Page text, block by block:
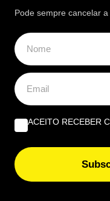
Profissional não
agosto | Por Ana Alexandra
Quando viver no Algarve
Rúben Silva
Um olho no burro, outro
Santos
EUROPE DIRECT
Pode sempre cancelar
ACEITO RECEBER